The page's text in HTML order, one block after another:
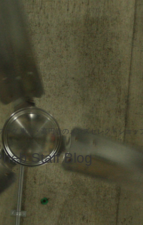
ログ 東京・高円寺のメンズセレクトショッ
Staff Blog